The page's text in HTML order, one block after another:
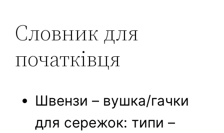
Словник для
початківця
Швензи – вушка/гачки
для сережок: типи –